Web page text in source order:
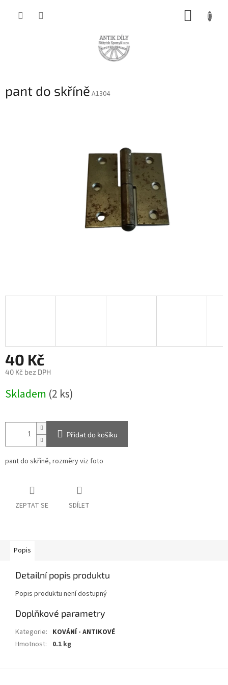
pant do skříně A1304
40 Kč
40 Kč bez DPH
cena:
Skladem (2 ks)
Přidat do košíku
pant do skříně, rozměry viz foto
ZEPTAT SE SDÍLET
Popis
Detailní popis produktu
Popis produktu není dostupný
Doplňkové parametry
Kategorie: KOVÁNÍ - ANTIKOVÉ
Hmotnost: 0.1 kg